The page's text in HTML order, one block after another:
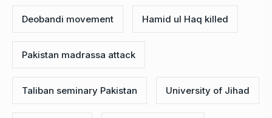
Deobandi movement Hamid ul Haq killed
Pakistan madrassa attack
Taliban seminary Pakistan University of Jihad